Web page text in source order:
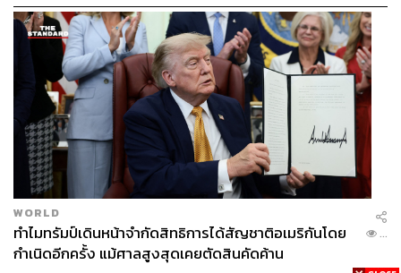
WORLD
ทำไมทรัมป์เดินหน้าจำกัดสิทธิการได้สัญชาติอเมริกันโดย
กำเนิดอีกครั้ง แม้ศาลสูงสุดเคยตัดสินคัดค้าน
...